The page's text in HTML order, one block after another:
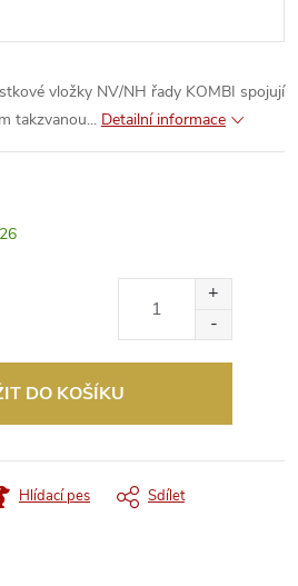
vložky NV/NH řady KOMBI spojují
takzvanou... Detailní informace
DO KOŠÍKU
Hlídací pes Sdílet